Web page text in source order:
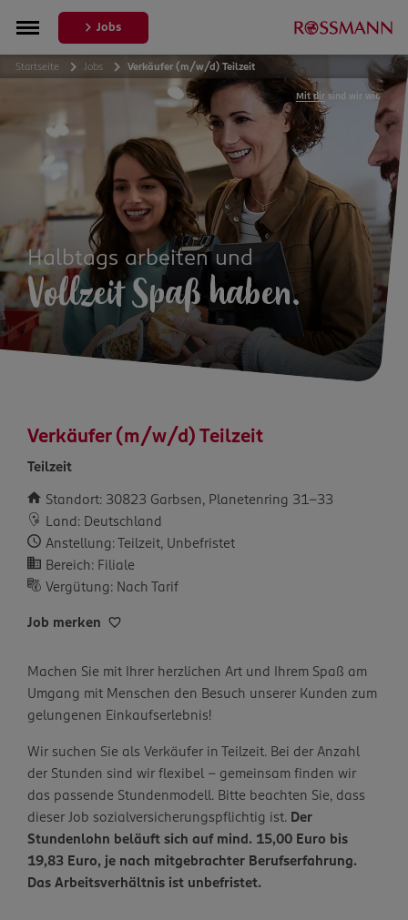
Jobs
Startseite Jobs Verkäufer (m/w/d) Teilzeit
Mit dir sind wir wir.
Halbtags arbeiten und
Vollzeit Spaß haben.
Verkäufer (m/w/d) Teilzeit
Teilzeit
Standort: 30823 Garbsen, Planetenring 31-33
Land: Deutschland
Anstellung: Teilzeit, Unbefristet
Bereich: Filiale
Vergütung: Nach Tarif
Job merken
Machen Sie mit Ihrer herzlichen Art und Ihrem Spaß am
Umgang mit Menschen den Besuch unserer Kunden zum
gelungenen Einkaufserlebnis!
Wir suchen Sie als Verkäufer in Teilzeit. Bei der Anzahl
der Stunden sind wir flexibel – gemeinsam finden wir
das passende Stundenmodell. Bitte beachten Sie, dass
dieser Job sozialversicherungspflichtig ist. Der
Stundenlohn beläuft sich auf mind. 15,00 Euro bis
19,83 Euro, je nach mitgebrachter Berufserfahrung.
Das Arbeitsverhältnis ist unbefristet.